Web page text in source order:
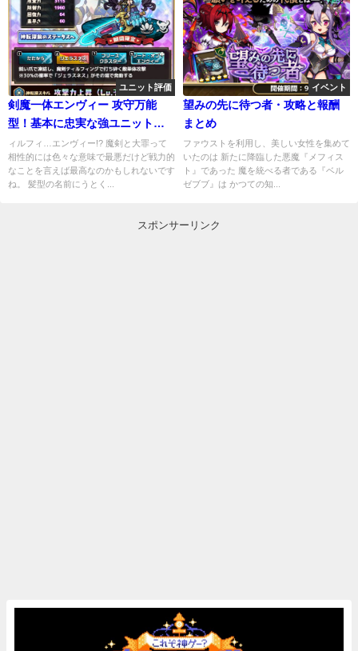
ユニット評価
剣魔一体エンヴィー 攻守万能
型！基本に忠実な強ユニット参
戦
ィルフィ…エンヴィー!? 魔剣と大罪って
相性的には色々な意味で最悪だけど戦力的
なことを言えば最高なのかもしれないです
ね。 髪型の名前にうとく...
イベント
望みの先に待つ者・攻略と報酬
まとめ
ファウストを利用し、美しい女性を集めて
いたのは 新たに降臨した悪魔『メフィス
ト』であった 魔を統べる者である『ベル
ゼブブ』は かつての知...
スポンサーリンク